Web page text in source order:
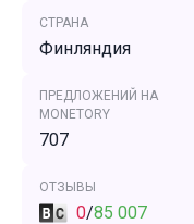
СТРАНА
Финляндия
ПРЕДЛОЖЕНИЙ НА
MONETORY
707
ОТЗЫВЫ
0/85 007